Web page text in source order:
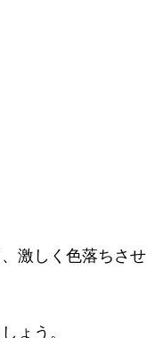
激しく色落ちさせ
ょう。